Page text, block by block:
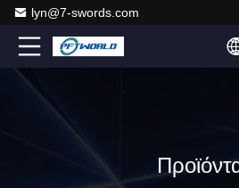
lyn@7-swords.com